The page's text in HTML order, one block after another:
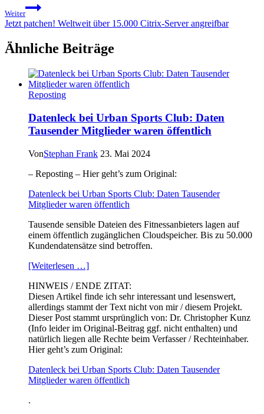
Weiter
Jetzt patchen! Weltweit über 15.000 Citrix-Server angreifbar
Ähnliche Beiträge
Reposting
Datenleck bei Urban Sports Club: Daten
Tausender Mitglieder waren öffentlich
VonStephan Frank 23. Mai 2024
– Reposting – Hier geht’s zum Original:
Datenleck bei Urban Sports Club: Daten Tausender
Mitglieder waren öffentlich
Tausende sensible Dateien des Fitnessanbieters lagen auf
einem öffentlich zugänglichen Cloudspeicher. Bis zu 50.000
Kundendatensätze sind betroffen.
[Weiterlesen …]
HINWEIS / ENDE ZITAT:
Diesen Artikel finde ich sehr interessant und lesenswert,
allerdings stammt der Text nicht von mir / diesem Projekt.
Dieser Post stammt ursprünglich von: Dr. Christopher Kunz
(Info leider im Original-Beitrag ggf. nicht enthalten) und
natürlich liegen alle Rechte beim Verfasser / Rechteinhaber.
Hier geht’s zum Original:
Datenleck bei Urban Sports Club: Daten Tausender
Mitglieder waren öffentlich
.